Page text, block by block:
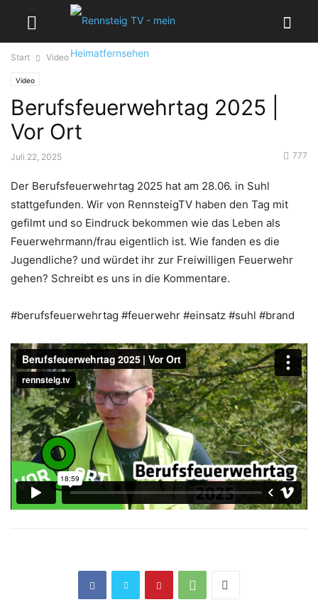
Start Video
Video
Berufsfeuerwehrtag 2025 |
Vor Ort
Juli 22, 2025 777
Der Berufsfeuerwehrtag 2025 hat am 28.06. in Suhl
stattgefunden. Wir von RennsteigTV haben den Tag mit
gefilmt und so Eindruck bekommen wie das Leben als
Feuerwehrmann/frau eigentlich ist. Wie fanden es die
Jugendliche? und würdet ihr zur Freiwilligen Feuerwehr
gehen? Schreibt es uns in die Kommentare.
#berufsfeuerwehrtag #feuerwehr #einsatz #suhl #brand